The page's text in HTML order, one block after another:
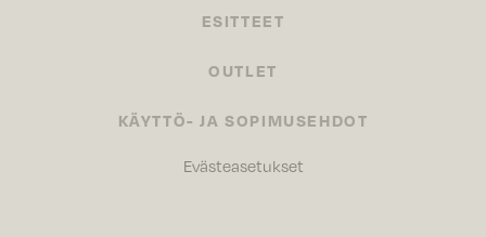
ESITTEET
OUTLET
KÄYTTÖ- JA SOPIMUSEHDOT
Evästeasetukset